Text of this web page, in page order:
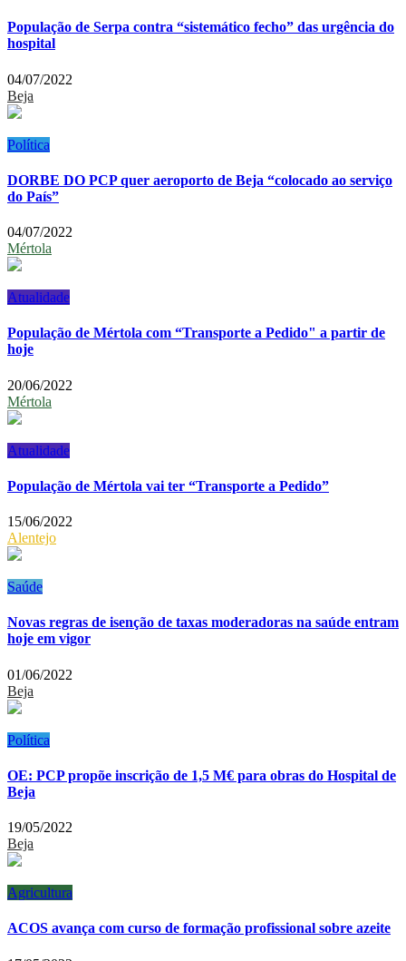
População de Serpa contra “sistemático fecho” das urgência do
hospital
04/07/2022
Beja
Política
DORBE DO PCP quer aeroporto de Beja “colocado ao serviço
do País”
04/07/2022
Mértola
Atualidade
População de Mértola com “Transporte a Pedido" a partir de
hoje
20/06/2022
Mértola
Atualidade
População de Mértola vai ter “Transporte a Pedido”
15/06/2022
Alentejo
Saúde
Novas regras de isenção de taxas moderadoras na saúde entram
hoje em vigor
01/06/2022
Beja
Política
OE: PCP propõe inscrição de 1,5 M€ para obras do Hospital de
Beja
19/05/2022
Beja
Agricultura
ACOS avança com curso de formação profissional sobre azeite